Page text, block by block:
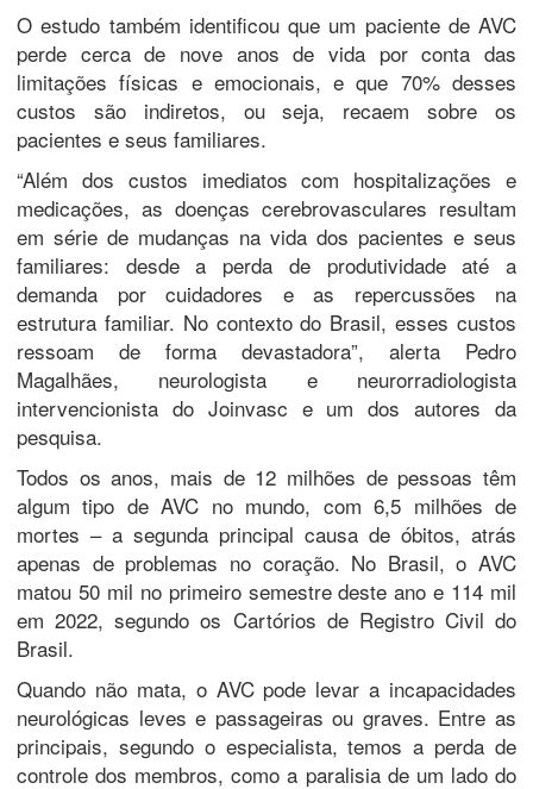
O estudo também identificou que um paciente de AVC
perde cerca de nove anos de vida por conta das
limitações físicas e emocionais, e que 70% desses
custos são indiretos, ou seja, recaem sobre os
pacientes e seus familiares.
“Além dos custos imediatos com hospitalizações e
medicações, as doenças cerebrovasculares resultam
em série de mudanças na vida dos pacientes e seus
familiares: desde a perda de produtividade até a
demanda por cuidadores e as repercussões na
estrutura familiar. No contexto do Brasil, esses custos
ressoam de forma devastadora”, alerta Pedro
Magalhães, neurologista e neurorradiologista
intervencionista do Joinvasc e um dos autores da
pesquisa.
Todos os anos, mais de 12 milhões de pessoas têm
algum tipo de AVC no mundo, com 6,5 milhões de
mortes – a segunda principal causa de óbitos, atrás
apenas de problemas no coração. No Brasil, o AVC
matou 50 mil no primeiro semestre deste ano e 114 mil
em 2022, segundo os Cartórios de Registro Civil do
Brasil.
Quando não mata, o AVC pode levar a incapacidades
neurológicas leves e passageiras ou graves. Entre as
principais, segundo o especialista, temos a perda de
controle dos membros, como a paralisia de um lado do